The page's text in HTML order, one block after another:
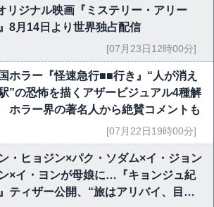
リジナル映画『ミステリー・アリー
8月14日より世界独占配信
[07月23日12時00分]
ホラー『怪速急行■■行き』“人が消え
”の恐怖を描くアザービジュアル4種解
ラー界の著名人から絶賛コメントも
[07月22日19時00分]
・ヒョジン×パク・ソダム×イ・ジョン
×イ・ヨンが母娘に…『キョンジュ紀
ティザー公開、“旅はアリバイ、目的